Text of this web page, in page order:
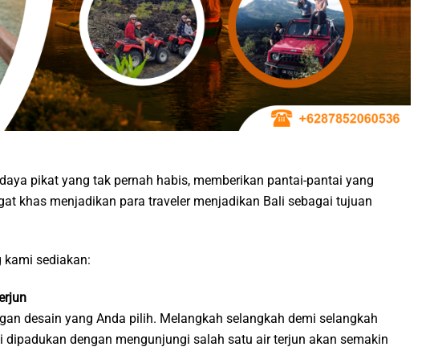
pikat yang tak pernah habis, memberikan pantai-pantai yang
khas menjadikan para traveler menjadikan Bali sebagai tujuan
kami sediakan:
desain yang Anda pilih. Melangkah selangkah demi selangkah
dengan mengunjungi salah satu air terjun akan semakin